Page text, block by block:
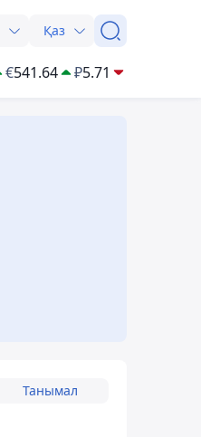
Қаз
€541.64 ₽5.71
Танымал